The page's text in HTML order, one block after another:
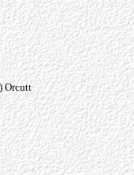
Orcutt